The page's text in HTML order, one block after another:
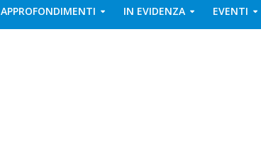
APPROFONDIMENTI IN EVIDENZA EVENTI